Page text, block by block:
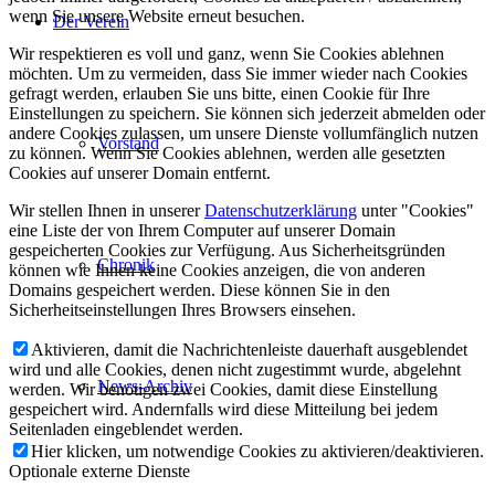
Der Verein
Vorstand
Chronik
News-Archiv
wenn Sie unsere Website erneut besuchen.
Wir respektieren es voll und ganz, wenn Sie Cookies ablehnen
möchten. Um zu vermeiden, dass Sie immer wieder nach Cookies
gefragt werden, erlauben Sie uns bitte, einen Cookie für Ihre
Einstellungen zu speichern. Sie können sich jederzeit abmelden oder
andere Cookies zulassen, um unsere Dienste vollumfänglich nutzen
zu können. Wenn Sie Cookies ablehnen, werden alle gesetzten
Cookies auf unserer Domain entfernt.
Wir stellen Ihnen in unsererDatenschutzerklärung unter "Cookies"
eine Liste der von Ihrem Computer auf unserer Domain
gespeicherten Cookies zur Verfügung. Aus Sicherheitsgründen
können wie Ihnen keine Cookies anzeigen, die von anderen
Domains gespeichert werden. Diese können Sie in den
Sicherheitseinstellungen Ihres Browsers einsehen.
Aktivieren, damit die Nachrichtenleiste dauerhaft ausgeblendet
wird und alle Cookies, denen nicht zugestimmt wurde, abgelehnt
werden. Wir benötigen zwei Cookies, damit diese Einstellung
gespeichert wird. Andernfalls wird diese Mitteilung bei jedem
Seitenladen eingeblendet werden.
Hier klicken, um notwendige Cookies zu aktivieren/deaktivieren.
Optionale externe Dienste